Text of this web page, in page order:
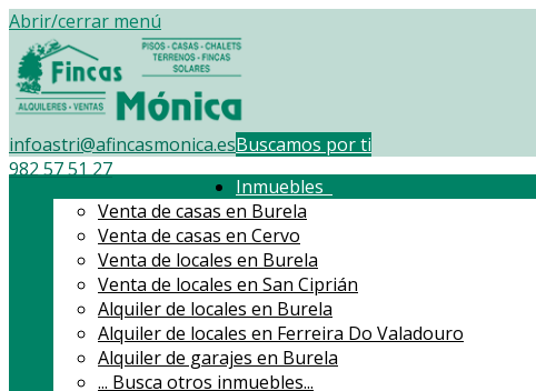
Abrir/cerrar menú
infoastri@afincasmonica.es
982 57 51 27
Buscamos por ti
Inmuebles
Venta de casas en Burela
Venta de casas en Cervo
Venta de locales en Burela
Venta de locales en San Ciprián
Alquiler de locales en Burela
Alquiler de locales en Ferreira Do Valadouro
Alquiler de garajes en Burela
... Busca otros inmuebles...